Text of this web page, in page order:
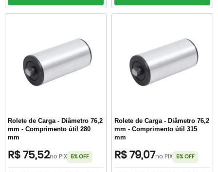
Rolete de Carga - Diâmetro 76,2
mm - Comprimento útil 280
mm
R$ 75,52no PIX 5% OFF
Rolete de Carga - Diâmetro 76,2
mm - Comprimento útil 315
mm
R$ 79,07no PIX 5% OFF